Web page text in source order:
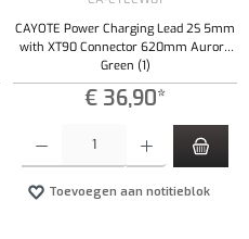
CAYOTE Power Charging Lead 2S 5mm
with XT90 Connector 620mm Aurora
Green (1)
€ 36,90*
Toevoegen aan notitieblok